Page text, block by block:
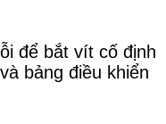
để bắt vít cố định
bảng điều khiển